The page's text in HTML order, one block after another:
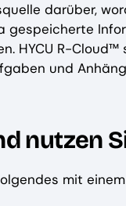
darüber,
gespeicherte
HYCU R-
und
nutzen
mit